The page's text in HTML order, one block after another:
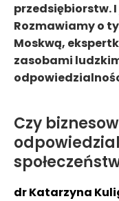
przedsiębiorstw.
Rozmawiamy o
Moskwą,
zasobami
Czy
dr Katarzyna